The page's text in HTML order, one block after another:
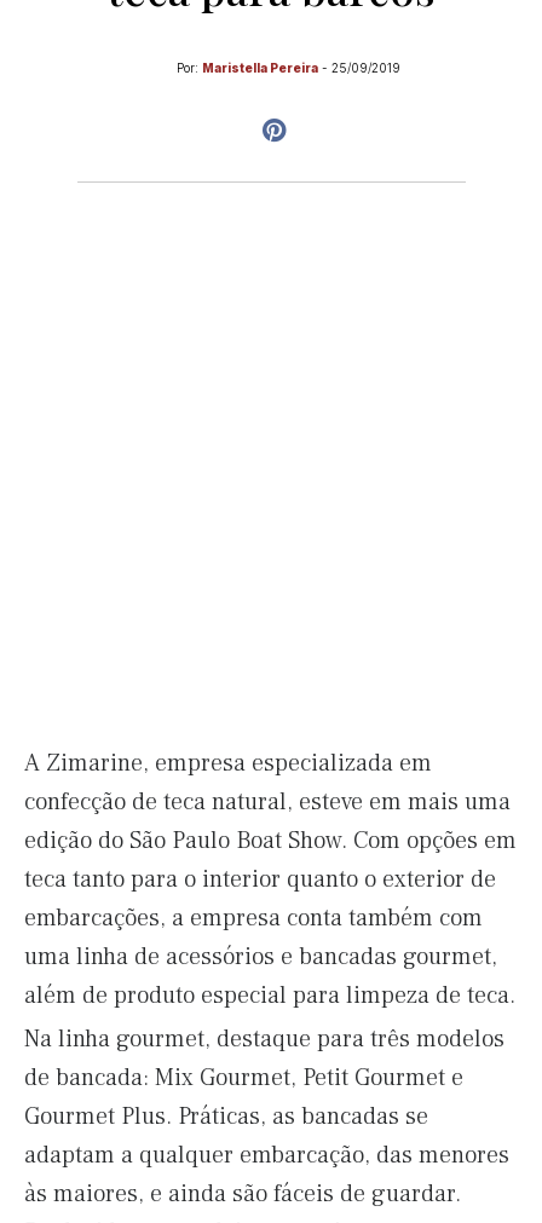
Por: Maristella Pereira - 25/09/2019
A Zimarine, empresa especializada em
confecção de teca natural, esteve em mais uma
edição do São Paulo Boat Show. Com opções em
teca tanto para o interior quanto o exterior de
embarcações, a empresa conta também com
uma linha de acessórios e bancadas gourmet,
além de produto especial para limpeza de teca.
Na linha gourmet, destaque para três modelos
de bancada: Mix Gourmet, Petit Gourmet e
Gourmet Plus. Práticas, as bancadas se
adaptam a qualquer embarcação, das menores
às maiores, e ainda são fáceis de guardar.